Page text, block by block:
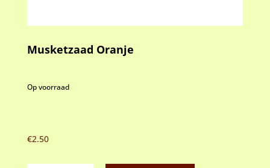
Musketzaad Oranje
Op voorraad
€2.50